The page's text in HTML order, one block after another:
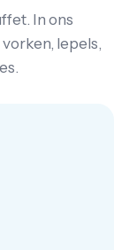
In ons
lepels,